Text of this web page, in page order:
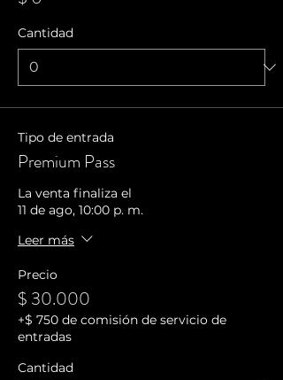
Cantidad
Tipo de entrada
Premium Pass
La venta finaliza el
11 de ago, 10:00 p. m.
Leer más
Precio
$ 30.000
+$ 750 de comisión de servicio de
entradas
Cantidad